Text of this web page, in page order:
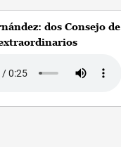
dos Consejo de